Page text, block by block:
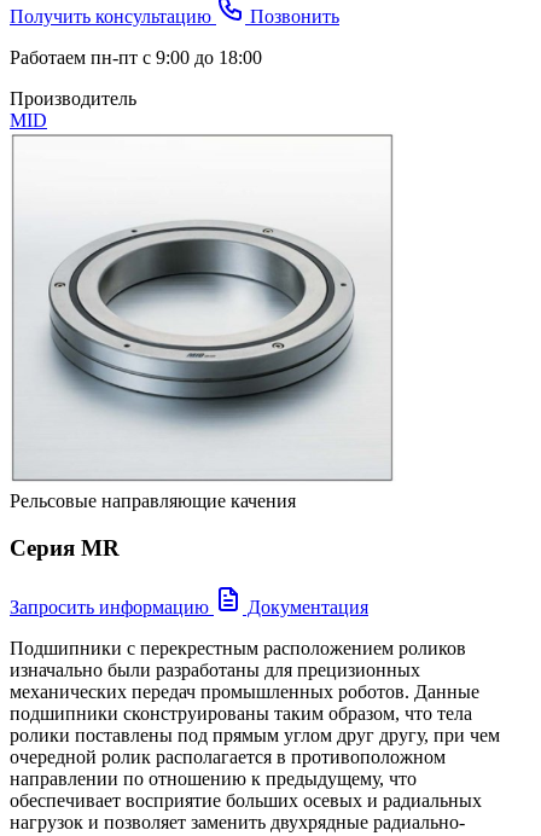
Получить консультацию
Позвонить
Работаем пн-пт с 9:00 до 18:00
Производитель
MID
Рельсовые направляющие качения
Серия MR
Запросить информацию
Документация
Подшипники с перекрестным расположением роликов
изначально были разработаны для прецизионных
механических передач промышленных роботов. Данные
подшипники сконструированы таким образом, что тела
ролики поставлены под прямым углом друг другу, при чем
очередной ролик располагается в противоположном
направлении по отношению к предыдущему, что
обеспечивает восприятие больших осевых и радиальных
нагрузок и позволяет заменить двухрядные радиально-